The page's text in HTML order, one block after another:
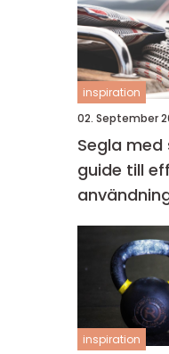
inspiration
02. September
Segla med
guide till
inspiration